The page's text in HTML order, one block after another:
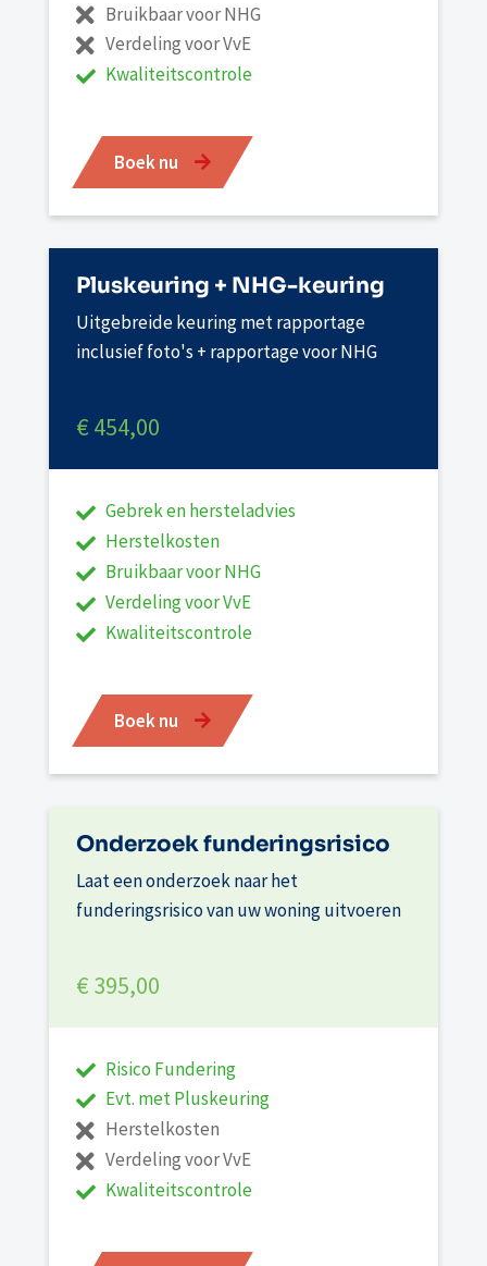
Bruikbaar voor NHG
Verdeling voor VvE
Kwaliteitscontrole
Boek nu
Pluskeuring + NHG-keuring
Uitgebreide keuring met rapportage
inclusief foto's + rapportage voor NHG
€ 454,00
Gebrek en hersteladvies
Herstelkosten
Bruikbaar voor NHG
Verdeling voor VvE
Kwaliteitscontrole
Boek nu
Onderzoek funderingsrisico
Laat een onderzoek naar het
funderingsrisico van uw woning uitvoeren
€ 395,00
Risico Fundering
Evt. met Pluskeuring
Herstelkosten
Verdeling voor VvE
Kwaliteitscontrole